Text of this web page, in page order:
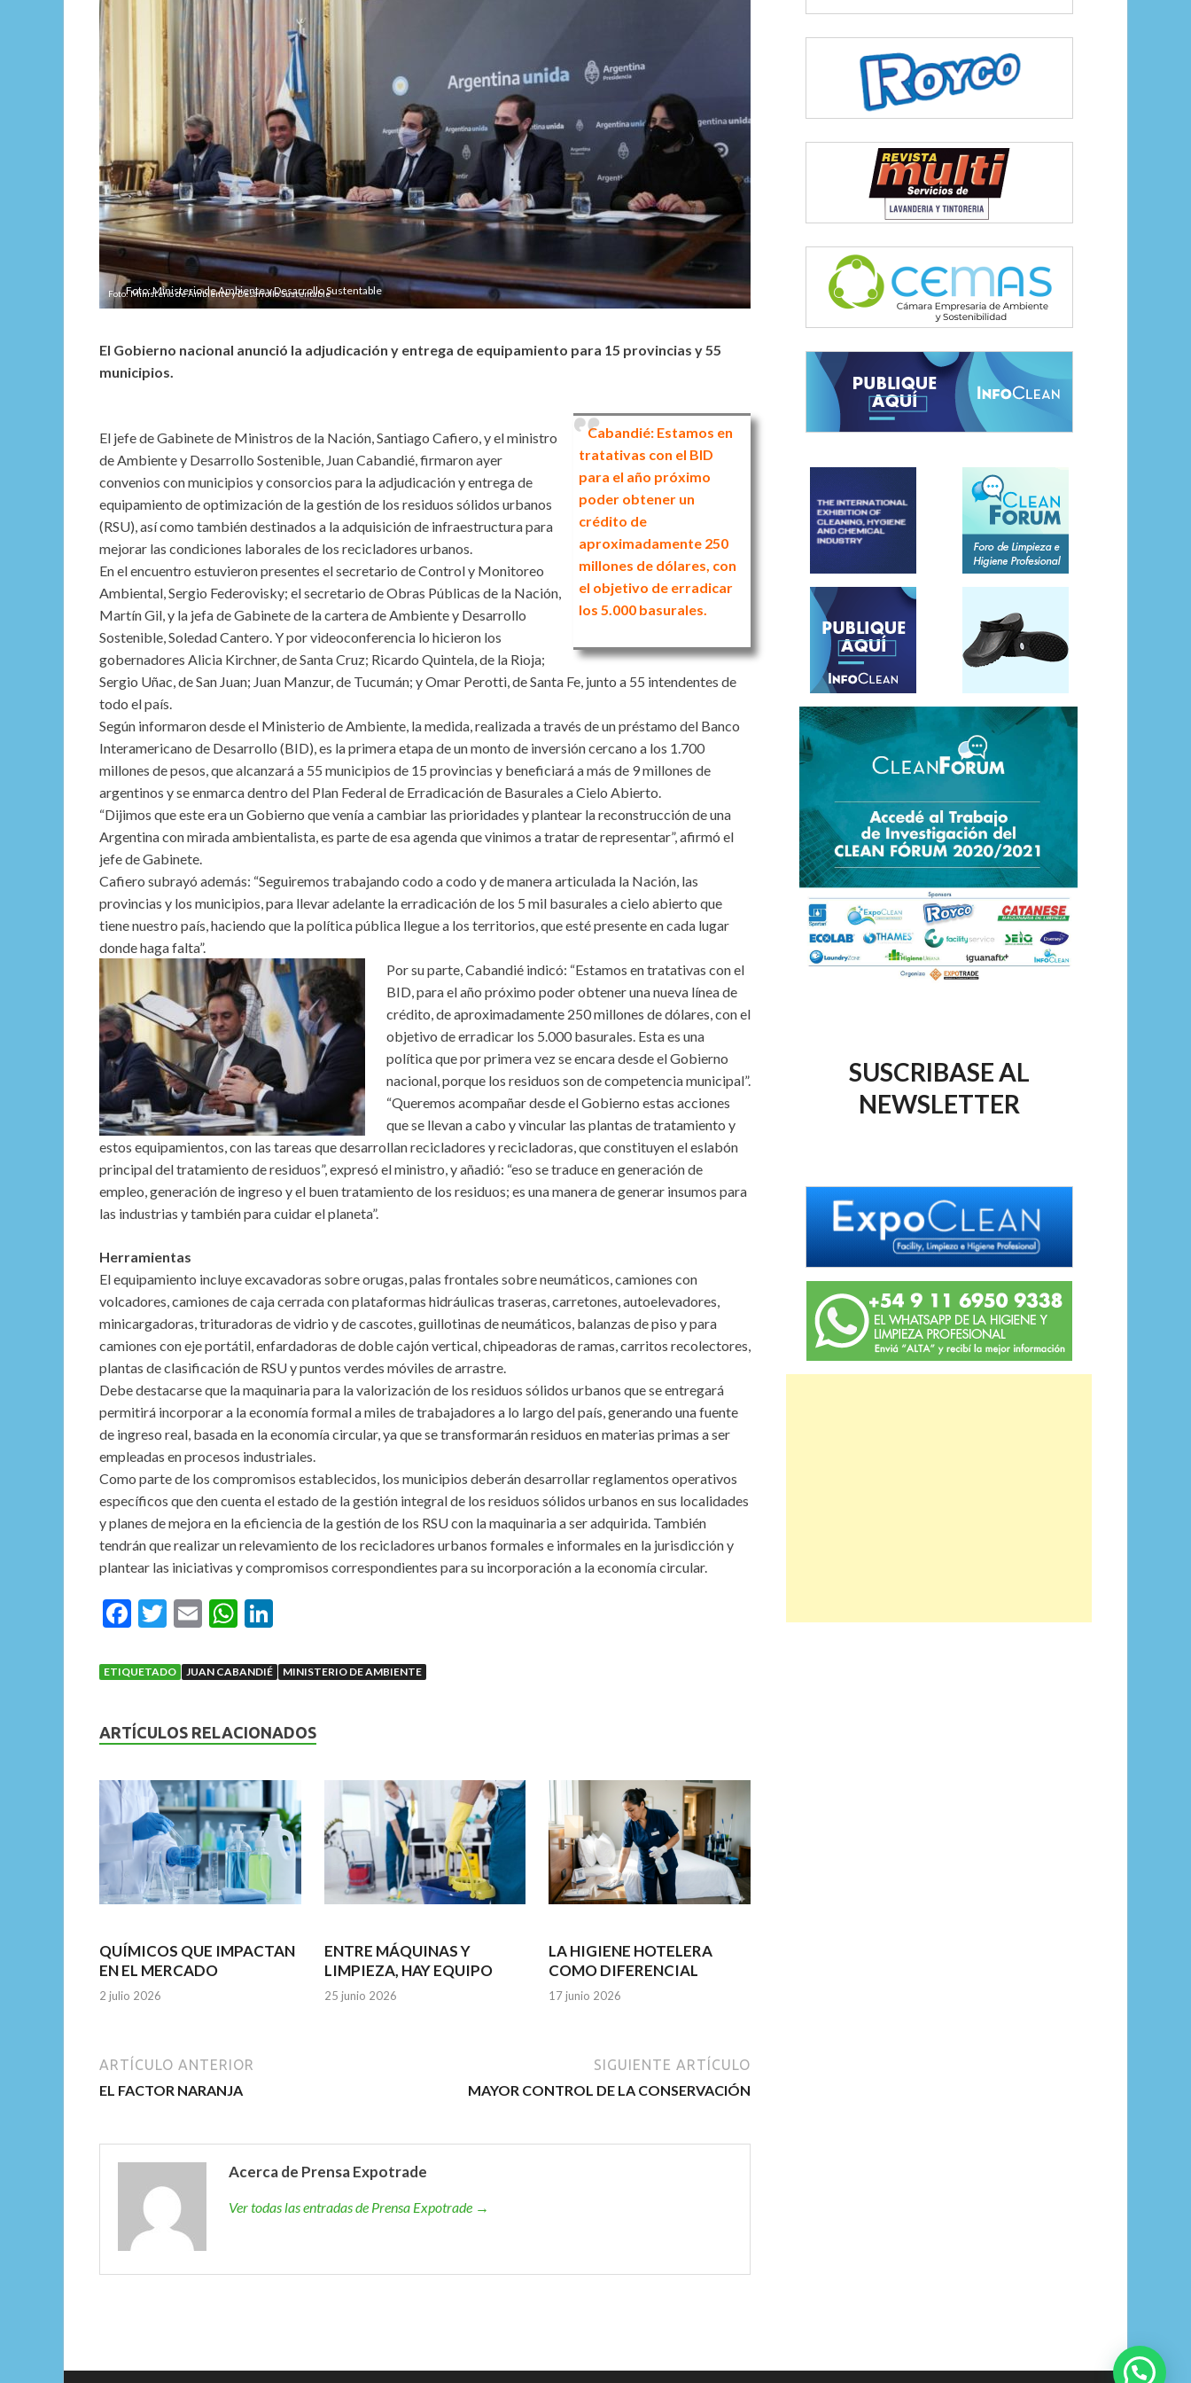
Foto: Ministerio de Ambiente y Desarrollo Sustentable
El Gobierno nacional anunció la adjudicación y entrega de equipamiento para 15 provincias y 55
municipios.
Cabandié: Estamos en
tratativas con el BID
para el año próximo
poder obtener un
crédito de
aproximadamente 250
millones de dólares, con
el objetivo de erradicar
los 5.000 basurales.
El jefe de Gabinete de Ministros de la Nación, Santiago Cafiero, y el ministro
de Ambiente y Desarrollo Sostenible, Juan Cabandié, firmaron ayer
convenios con municipios y consorcios para la adjudicación y entrega de
equipamiento de optimización de la gestión de los residuos sólidos urbanos
(RSU), así como también destinados a la adquisición de infraestructura para
mejorar las condiciones laborales de los recicladores urbanos.
En el encuentro estuvieron presentes el secretario de Control y Monitoreo
Ambiental, Sergio Federovisky; el secretario de Obras Públicas de la Nación,
Martín Gil, y la jefa de Gabinete de la cartera de Ambiente y Desarrollo
Sostenible, Soledad Cantero. Y por videoconferencia lo hicieron los
gobernadores Alicia Kirchner, de Santa Cruz; Ricardo Quintela, de la Rioja;
Sergio Uñac, de San Juan; Juan Manzur, de Tucumán; y Omar Perotti, de Santa Fe, junto a 55 intendentes de
todo el país.
Según informaron desde el Ministerio de Ambiente, la medida, realizada a través de un préstamo del Banco
Interamericano de Desarrollo (BID), es la primera etapa de un monto de inversión cercano a los 1.700
millones de pesos, que alcanzará a 55 municipios de 15 provincias y beneficiará a más de 9 millones de
argentinos y se enmarca dentro del Plan Federal de Erradicación de Basurales a Cielo Abierto.
“Dijimos que este era un Gobierno que venía a cambiar las prioridades y plantear la reconstrucción de una
Argentina con mirada ambientalista, es parte de esa agenda que vinimos a tratar de representar”, afirmó el
jefe de Gabinete.
Cafiero subrayó además: “Seguiremos trabajando codo a codo y de manera articulada la Nación, las
provincias y los municipios, para llevar adelante la erradicación de los 5 mil basurales a cielo abierto que
tiene nuestro país, haciendo que la política pública llegue a los territorios, que esté presente en cada lugar
donde haga falta”.
Por su parte, Cabandié indicó: “Estamos en tratativas con el
BID, para el año próximo poder obtener una nueva línea de
crédito, de aproximadamente 250 millones de dólares, con el
objetivo de erradicar los 5.000 basurales. Esta es una
política que por primera vez se encara desde el Gobierno
nacional, porque los residuos son de competencia municipal”.
“Queremos acompañar desde el Gobierno estas acciones
que se llevan a cabo y vincular las plantas de tratamiento y
estos equipamientos, con las tareas que desarrollan recicladores y recicladoras, que constituyen el eslabón
principal del tratamiento de residuos”, expresó el ministro, y añadió: “eso se traduce en generación de
empleo, generación de ingreso y el buen tratamiento de los residuos; es una manera de generar insumos para
las industrias y también para cuidar el planeta”.
Herramientas
El equipamiento incluye excavadoras sobre orugas, palas frontales sobre neumáticos, camiones con
volcadores, camiones de caja cerrada con plataformas hidráulicas traseras, carretones, autoelevadores,
minicargadoras, trituradoras de vidrio y de cascotes, guillotinas de neumáticos, balanzas de piso y para
camiones con eje portátil, enfardadoras de doble cajón vertical, chipeadoras de ramas, carritos recolectores,
plantas de clasificación de RSU y puntos verdes móviles de arrastre.
Debe destacarse que la maquinaria para la valorización de los residuos sólidos urbanos que se entregará
permitirá incorporar a la economía formal a miles de trabajadores a lo largo del país, generando una fuente
de ingreso real, basada en la economía circular, ya que se transformarán residuos en materias primas a ser
empleadas en procesos industriales.
Como parte de los compromisos establecidos, los municipios deberán desarrollar reglamentos operativos
específicos que den cuenta el estado de la gestión integral de los residuos sólidos urbanos en sus localidades
y planes de mejora en la eficiencia de la gestión de los RSU con la maquinaria a ser adquirida. También
tendrán que realizar un relevamiento de los recicladores urbanos formales e informales en la jurisdicción y
plantear las iniciativas y compromisos correspondientes para su incorporación a la economía circular.
F
e
o
o
k
T
itt
E
ai
W
at
A
p
p
ke
n
ETIQUETADO JUAN CABANDIÉ MINISTERIO DE AMBIENTE
ARTÍCULOS RELACIONADOS
QUÍMICOS QUE IMPACTAN
EN EL MERCADO
2 julio 2026
ENTRE MÁQUINAS Y
LIMPIEZA, HAY EQUIPO
25 junio 2026
LA HIGIENE HOTELERA
COMO DIFERENCIAL
17 junio 2026
ARTÍCULO ANTERIOR
EL FACTOR NARANJA
SIGUIENTE ARTÍCULO
MAYOR CONTROL DE LA CONSERVACIÓN
Acerca de Prensa Expotrade
Ver todas las entradas de Prensa Expotrade →
SUSCRIBASE AL
NEWSLETTER